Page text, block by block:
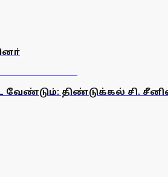
வேண்டும்: திண்டுக்கல் சி.